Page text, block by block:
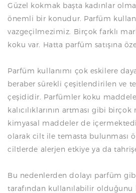
Güzel kokmak başta kadınlar
önemli bir konudur. Parfüm
vazgeçilmezimiz. Birçok farklı
koku var. Hatta parfüm satışına
Parfüm kullanımı çok eskilere
beraber sürekli çeşitlendirilen ve
çeşididir. Parfümler koku
kalıcılıklarının artması gibi
kimyasal maddeler de
olarak cilt ile temasta bulunması
ciltlerde alerjen etkiye ya da
Bu nedenlerden dolayı parfüm
tarafından kullanılabilir olduğunu